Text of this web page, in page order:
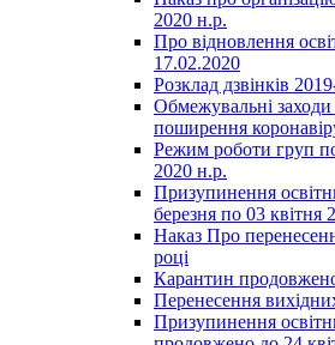
2020 н.р.
Про відновлення
17.02.2020
Розклад дзвінків
Обмежувальні
поширення
Режим роботи груп
2020 н.р.
Призупинення
березня по 03 квітня
Наказ Про
році
Карантин
Перенесення
Призупинення